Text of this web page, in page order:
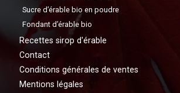
Sucre d’érable bio en poudre
Fondant d’érable bio
Recettes sirop d'érable
Contact
Conditions générales de ventes
Mentions légales